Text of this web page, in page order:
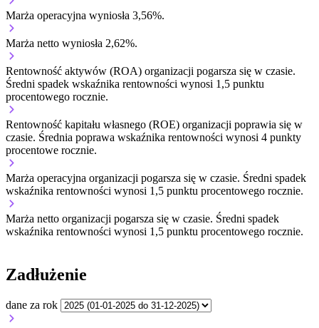
Marża operacyjna wyniosła 3,56%.
Marża netto wyniosła 2,62%.
Rentowność aktywów (ROA) organizacji pogarsza się w czasie.
Średni spadek wskaźnika rentowności wynosi 1,5 punktu
procentowego rocznie.
Rentowność kapitału własnego (ROE) organizacji poprawia się w
czasie. Średnia poprawa wskaźnika rentowności wynosi 4 punkty
procentowe rocznie.
Marża operacyjna organizacji pogarsza się w czasie. Średni spadek
wskaźnika rentowności wynosi 1,5 punktu procentowego rocznie.
Marża netto organizacji pogarsza się w czasie. Średni spadek
wskaźnika rentowności wynosi 1,5 punktu procentowego rocznie.
Zadłużenie
dane za rok